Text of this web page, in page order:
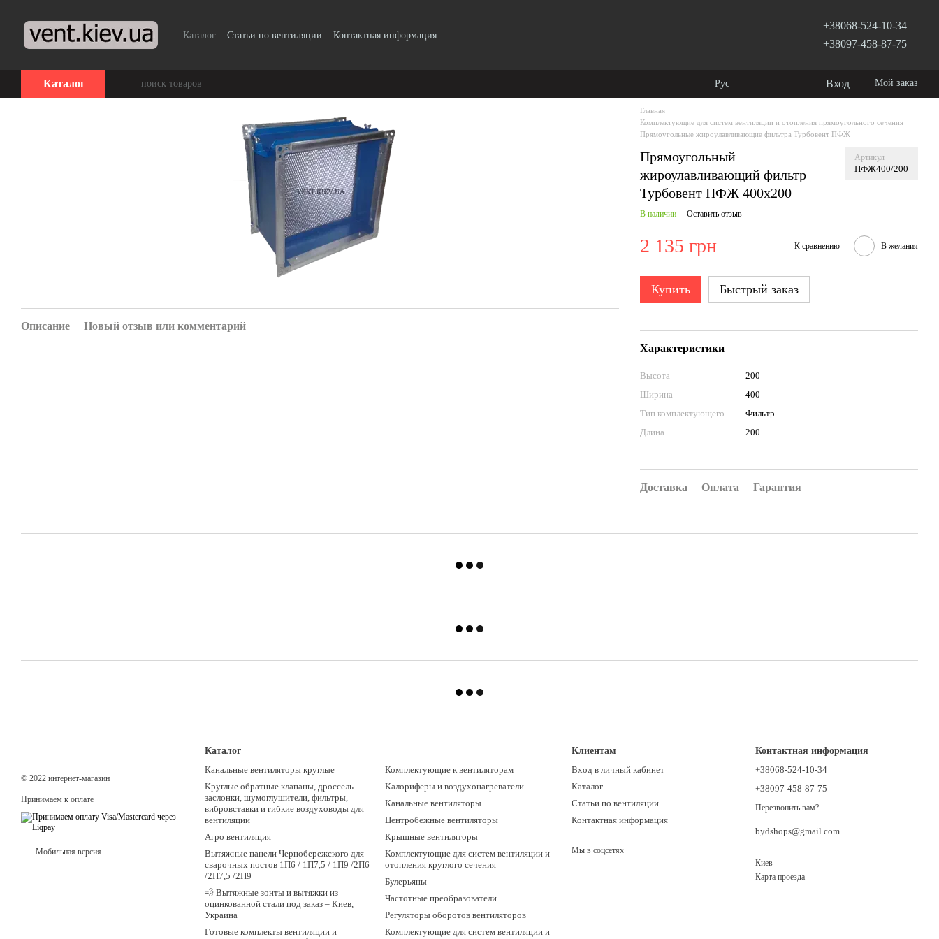
Каталог Статьи по вентиляции Контактная информация
+38068-524-10-34
+38097-458-87-75
Каталог Рус Вход Мой заказ
Главная
Комплектующие для систем вентиляции и отопления прямоугольного сечения
Прямоугольные жироулавливающие фильтра Турбовент ПФЖ
Прямоугольный
жироулавливающий фильтр
Турбовент ПФЖ 400х200
Артикул
ПФЖ400/200
В наличии Оставить отзыв
2 135 грн К сравнению В желания
Купить Быстрый заказ
Характеристики
Высота
200
Ширина
400
Тип комплектующего
Фильтр
Длина
200
Доставка Оплата Гарантия
Описание Новый отзыв или комментарий
© 2022 интернет-магазин
Принимаем к оплате
Мобильная версия
Каталог
Канальные вентиляторы круглые
Круглые обратные клапаны, дроссель-
заслонки, шумоглушители, фильтры,
вибровставки и гибкие воздуховоды для
вентиляции
Агро вентиляция
Вытяжные панели Чернобережского для
сварочных постов 1П6 / 1П7,5 / 1П9 /2П6
/2П7,5 /2П9
💨 Вытяжные зонты и вытяжки из
оцинкованной стали под заказ – Киев,
Украина
Готовые комплекты вентиляции и
Комплектующие к вентиляторам
Калориферы и воздухонагреватели
Канальные вентиляторы
Центробежные вентиляторы
Крышные вентиляторы
Комплектующие для систем вентиляции и
отопления круглого сечения
Булерьяны
Частотные преобразователи
Регуляторы оборотов вентиляторов
Комплектующие для систем вентиляции и
Клиентам
Вход в личный кабинет
Каталог
Статьи по вентиляции
Контактная информация
Мы в соцсетях
Контактная информация
+38068-524-10-34
+38097-458-87-75
Перезвонить вам?
bydshops@gmail.com
Киев
Карта проезда